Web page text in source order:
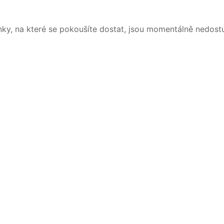
na které se pokoušíte dostat, jsou momentálně